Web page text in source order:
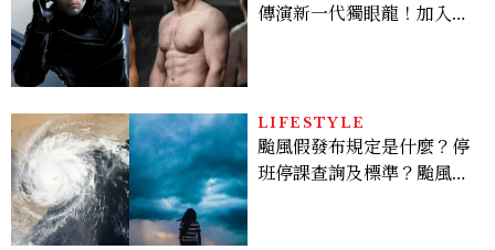
傳演新一代獨眼龍！加入新
LIFESTYLE
颱風假發布規定是什麼？停
班停課查詢及標準？颱風假